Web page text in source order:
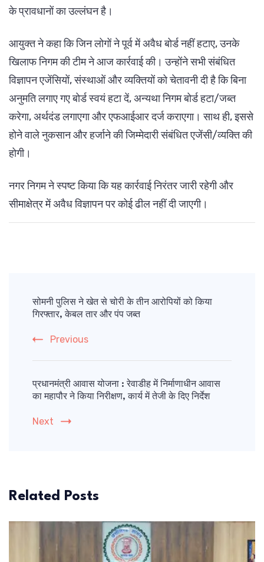
के प्रावधानों का उल्लंघन है।
आयुक्त ने कहा कि जिन लोगों ने पूर्व में अवैध बोर्ड नहीं हटाए, उनके
खिलाफ निगम की टीम ने आज कार्रवाई की। उन्होंने सभी संबंधित
विज्ञापन एजेंसियों, संस्थाओं और व्यक्तियों को चेतावनी दी है कि बिना
अनुमति लगाए गए बोर्ड स्वयं हटा दें, अन्यथा निगम बोर्ड हटा/जब्त
करेगा, अर्थदंड लगाएगा और एफआईआर दर्ज कराएगा। साथ ही, इससे
होने वाले नुकसान और हर्जाने की जिम्मेदारी संबंधित एजेंसी/व्यक्ति की
होगी।
नगर निगम ने स्पष्ट किया कि यह कार्रवाई निरंतर जारी रहेगी और
सीमाक्षेत्र में अवैध विज्ञापन पर कोई ढील नहीं दी जाएगी।
Navigation
सोमनी पुलिस ने खेत से चोरी के तीन आरोपियों को किया
गिरफ्तार, केबल तार और पंप जब्त
Previous
प्रधानमंत्री आवास योजना : रेवाडीह में निर्माणाधीन आवास
का महापौर ने किया निरीक्षण, कार्य में तेजी के दिए निर्देश
Next
Related Posts